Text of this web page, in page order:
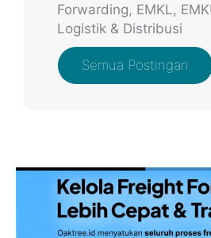
Forwarding, EMKL,
Logistik & Distribusi
Semua Postingan